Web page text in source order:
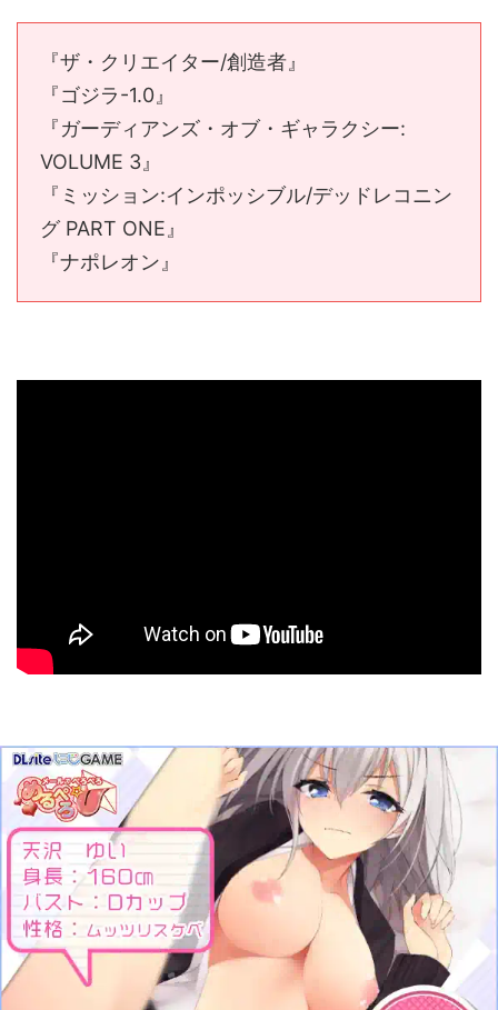
『ザ・クリエイター/創造者』
『ゴジラ-1.0』
『ガーディアンズ・オブ・ギャラクシー:
VOLUME 3』
『ミッション:インポッシブル/デッドレコニン
グ PART ONE』
『ナポレオン』